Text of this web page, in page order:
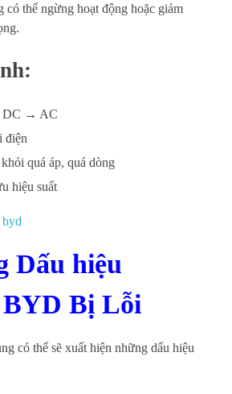
có thể ngừng hoạt động hoặc giảm
DC → AC
điện
quá áp, quá dòng
hiệu suất
Dấu hiệu
Bị Lỗi
có thể sẽ xuất hiện những dấu hiệu